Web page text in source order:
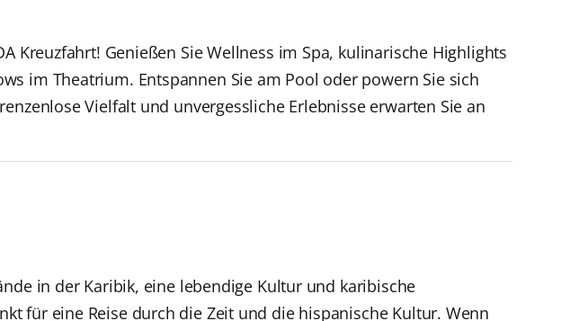
Kreuzfahrt! Genießen Sie Wellness im Spa, kulinarische Highlights
im Theatrium. Entspannen Sie am Pool oder powern Sie sich
Vielfalt und unvergessliche Erlebnisse erwarten Sie an
in der Karibik, eine lebendige Kultur und karibische
für eine Reise durch die Zeit und die hispanische Kultur. Wenn